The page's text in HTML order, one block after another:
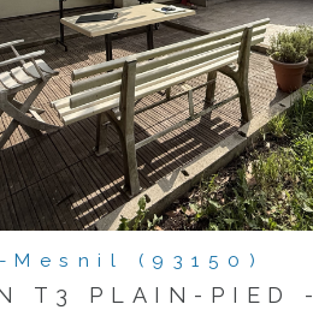
Mesnil (93150)
T3 PLAIN-PIED -